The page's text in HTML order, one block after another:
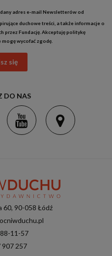
adres e-mail Newsletterów od
duchowe treści, a także informacje o
przez Fundację. Akceptujępolitykę
mogę wycofać zgodę.
się
DO NAS
60, 90-058 Łódź
11-57
907 257